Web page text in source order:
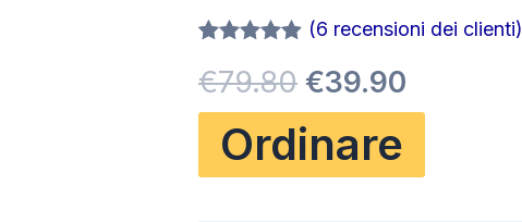
4.83su 5
su base
di
recensioni
(6 recensioni dei clienti)
€79.80 Il
prezzo
originale
€39.90
attuale
Ordinare